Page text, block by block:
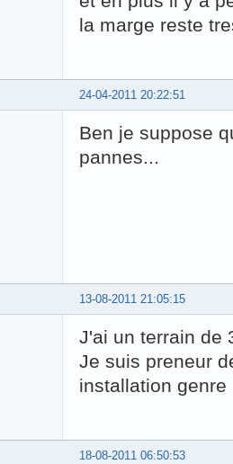
la marge reste
24-04-2011 20:22:51
Ben je suppose
pannes...
13-08-2011 21:05:15
J'ai un terrain de
Je suis preneur
installation
18-08-2011 06:50:53